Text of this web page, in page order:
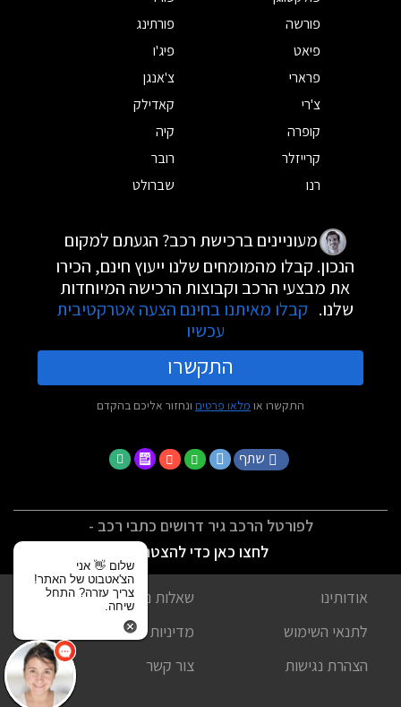
פורשה
פורתינג
פיאט
פיג'ו
פרארי
צ'אנגן
צ'רי
קאדילק
קופרה
קיה
קרייזלר
רובר
רנו
שברולט
מעוניינים ברכישת רכב? הגעתם למקום
הנכון. קבלו מהמומחים שלנו ייעוץ חינם, הכירו
את מבצעי הרכב וקבוצות הרכישה המיוחדות
שלנו. קבלו מאיתנו בחינם הצעה אטרקטיבית
עכשיו
התקשרו
התקשרו או מלאו פרטים ונחזור אליכם בהקדם
שתף
לפורטל הרכב גיר דרושים כתבי רכב -
לחצו כאן כדי להצטרף
אודותינו
שאלות נפוצות
לתנאי השימוש
מדיניות פרטיות
הצהרת נגישות
צור קשר
שלום 👋 אני
הצ'אטבוט של האתר!
צריך עזרה? התחל
שיחה.